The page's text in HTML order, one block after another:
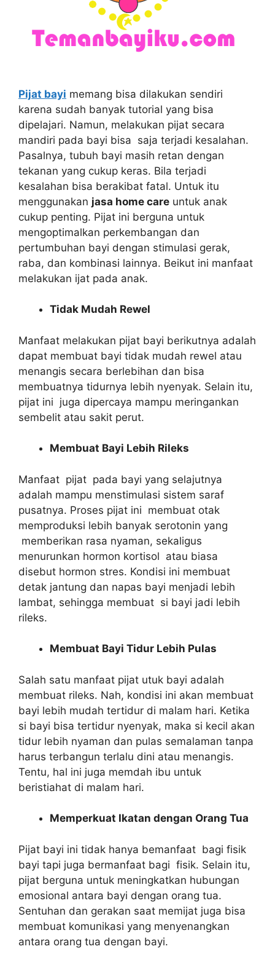
Pijat bayi memang bisa dilakukan sendiri
karena sudah banyak tutorial yang bisa
dipelajari. Namun, melakukan pijat secara
mandiri pada bayi bisa saja terjadi kesalahan.
Pasalnya, tubuh bayi masih retan dengan
tekanan yang cukup keras. Bila terjadi
kesalahan bisa berakibat fatal. Untuk itu
menggunakan jasa home care untuk anak
cukup penting. Pijat ini berguna untuk
mengoptimalkan perkembangan dan
pertumbuhan bayi dengan stimulasi gerak,
raba, dan kombinasi lainnya. Beikut ini manfaat
melakukan ijat pada anak.
Tidak Mudah Rewel
Manfaat melakukan pijat bayi berikutnya adalah
dapat membuat bayi tidak mudah rewel atau
menangis secara berlebihan dan bisa
membuatnya tidurnya lebih nyenyak. Selain itu,
pijat ini juga dipercaya mampu meringankan
sembelit atau sakit perut.
Membuat Bayi Lebih Rileks
Manfaat pijat pada bayi yang selajutnya
adalah mampu menstimulasi sistem saraf
pusatnya. Proses pijat ini membuat otak
memproduksi lebih banyak serotonin yang
memberikan rasa nyaman, sekaligus
menurunkan hormon kortisol atau biasa
disebut hormon stres. Kondisi ini membuat
detak jantung dan napas bayi menjadi lebih
lambat, sehingga membuat si bayi jadi lebih
rileks.
Membuat Bayi Tidur Lebih Pulas
Salah satu manfaat pijat utuk bayi adalah
membuat rileks. Nah, kondisi ini akan membuat
bayi lebih mudah tertidur di malam hari. Ketika
si bayi bisa tertidur nyenyak, maka si kecil akan
tidur lebih nyaman dan pulas semalaman tanpa
harus terbangun terlalu dini atau menangis.
Tentu, hal ini juga memdah ibu untuk
beristiahat di malam hari.
Memperkuat Ikatan dengan Orang Tua
Pijat bayi ini tidak hanya bemanfaat bagi fisik
bayi tapi juga bermanfaat bagi fisik. Selain itu,
pijat berguna untuk meningkatkan hubungan
emosional antara bayi dengan orang tua.
Sentuhan dan gerakan saat memijat juga bisa
membuat komunikasi yang menyenangkan
antara orang tua dengan bayi.